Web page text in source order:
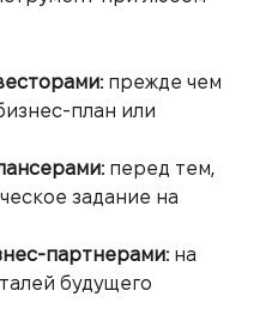
прежде чем
план или
перед тем,
задание на
партнерами:на
будущего